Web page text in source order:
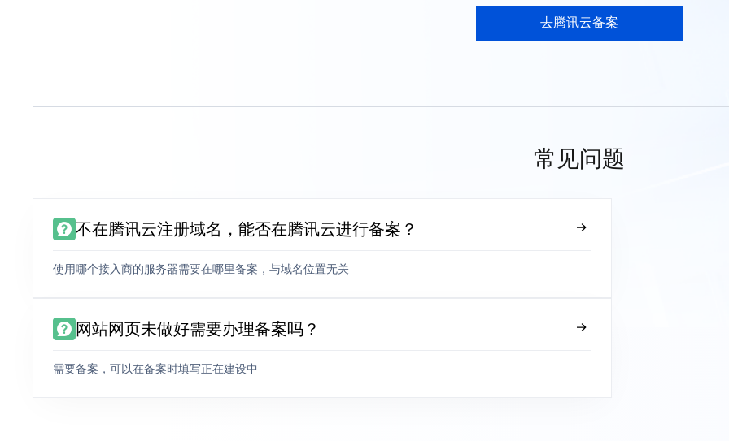
去腾讯云备案
常见问题
不在腾讯云注册域名，能否在腾讯云进行备案？
使用哪个接入商的服务器需要在哪里备案，与域名位置无关
网站网页未做好需要办理备案吗？
需要备案，可以在备案时填写正在建设中